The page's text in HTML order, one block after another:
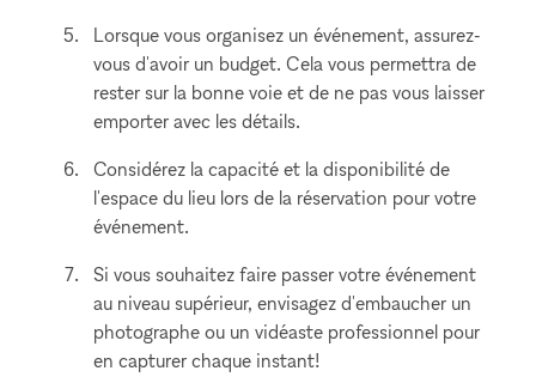
Lorsque vous organisez un événement, assurez-
vous d'avoir un budget. Cela vous permettra de
rester sur la bonne voie et de ne pas vous laisser
emporter avec les détails.
Considérez la capacité et la disponibilité de
l'espace du lieu lors de la réservation pour votre
événement.
Si vous souhaitez faire passer votre événement
au niveau supérieur, envisagez d'embaucher un
photographe ou un vidéaste professionnel pour
en capturer chaque instant!